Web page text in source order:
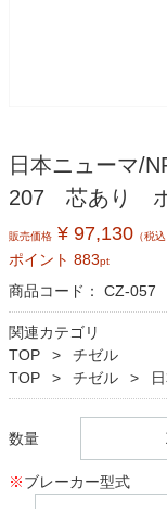
日本ニューマ/
207 芯あり ポ
販売価格 ¥ 97,130 （税込
ポイント 883pt
商品コード： CZ-057
関連カテゴリ
TOP
チゼル
TOP
チゼル
数量
※ブレーカー型式